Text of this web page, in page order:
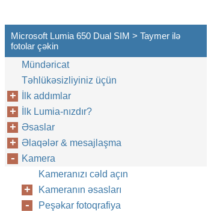
Microsoft Lumia 650 Dual SIM > Taymer ilə
fotolar çəkin
Mündəricat
Təhlükəsizliyiniz üçün
İlk addımlar
İlk Lumia-nızdır?
Əsaslar
Əlaqələr & mesajlaşma
Kamera
Kameranızı cəld açın
Kameranın əsasları
Peşəkar fotoqrafiya